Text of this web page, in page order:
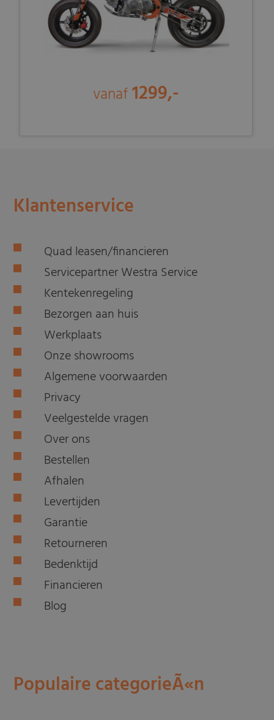
vanaf1299,-
Klantenservice
Quad leasen/financieren
Servicepartner Westra Service
Kentekenregeling
Bezorgen aan huis
Werkplaats
Onze showrooms
Algemene voorwaarden
Privacy
Veelgestelde vragen
Over ons
Bestellen
Afhalen
Levertijden
Garantie
Retourneren
Bedenktijd
Financieren
Blog
Populaire categorieÃ«n